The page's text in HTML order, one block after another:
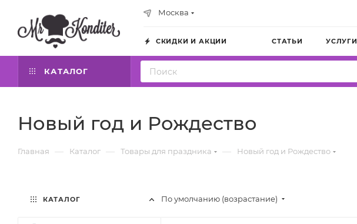
Москва
СКИДКИ И АКЦИИ СТАТЬИ УСЛУГИ
КАТАЛОГ
Новый год и Рождество
Главная — Каталог — Товары для праздника — Новый год и Рождество
По умолчанию (возрастание)
КАТАЛОГ